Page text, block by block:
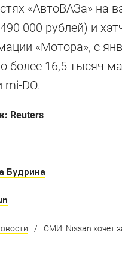
«АвтоВАЗа» на
000 рублей) и
«Мотора», с
более 16,5 тысяч
DO.
Reuters
автомобилей для РФ
Будрина
/ СМИ: Nissan хочет